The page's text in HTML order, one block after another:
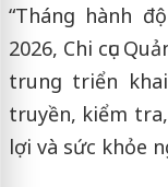
“Tháng hành
2026, Chi cục
trung triển
truyền, kiểm
lợi và sức khỏe